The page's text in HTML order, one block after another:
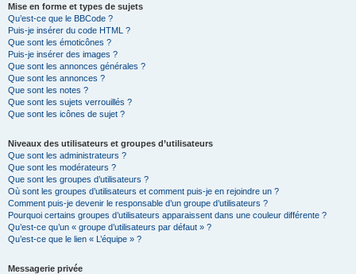
Mise en forme et types de sujets
Qu’est-ce que le BBCode ?
Puis-je insérer du code HTML ?
Que sont les émoticônes ?
Puis-je insérer des images ?
Que sont les annonces générales ?
Que sont les annonces ?
Que sont les notes ?
Que sont les sujets verrouillés ?
Que sont les icônes de sujet ?
Niveaux des utilisateurs et groupes d’utilisateurs
Que sont les administrateurs ?
Que sont les modérateurs ?
Que sont les groupes d’utilisateurs ?
Où sont les groupes d’utilisateurs et comment puis-je en rejoindre un ?
Comment puis-je devenir le responsable d’un groupe d’utilisateurs ?
Pourquoi certains groupes d’utilisateurs apparaissent dans une couleur différente ?
Qu’est-ce qu’un « groupe d’utilisateurs par défaut » ?
Qu’est-ce que le lien « L’équipe » ?
Messagerie privée